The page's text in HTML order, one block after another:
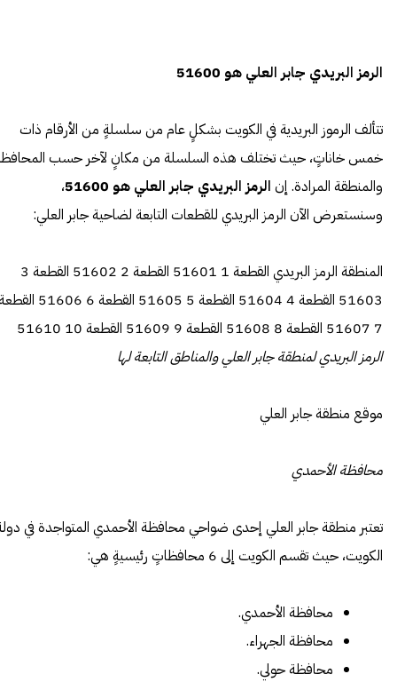
الرمز البريدي جابر العلي هو 51600
تتألف الرموز البريدية في الكويت بشكلٍ عام من سلسلةٍ من الأرقام ذات
خمس خاناتٍ، حيث تختلف هذه السلسلة من مكانٍ لآخر حسب
والمنطقة المرادة. إن الرمز البريدي جابر العلي هو 51600
،
وسنستعرض الآن الرمز البريدي للقطعات التابعة لضاحية جابر العلي:
المنطقة الرمز البريدي القطعة 1 51601 القطعة 2 51602 القطعة 3
51603 القطعة 4 51604 القطعة 5 51605 القطعة 6
7 51607 القطعة 8 51608 القطعة 9 51609 القطعة 10 51610
الرمز البريدي لمنطقة جابر العلي والمناطق التابعة لها
موقع منطقة جابر العلي
محافظة الأحمدي
تعتبر منطقة جابر العلي إحدى ضواحي محافظة الأحمدي المتواجدة في
الكويت، حيث تقسم الكويت إلى 6 محافظاتٍ رئيسيةٍ هي:
محافظة الأحمدي.
محافظة الجهراء.
محافظة حولي.